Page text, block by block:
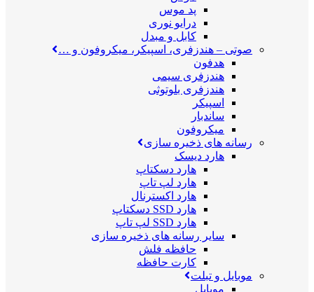
پد موس
درایو نوری
کابل و مبدل
صوتی – هندزفری، اسپیکر، میکروفون و …
هدفون
هندزفری سیمی
هندزفری بلوتوثی
اسپیکر
ساندبار
میکروفون
رسانه های ذخیره سازی
هارد دیسک
هارد دسکتاپ
هارد لپ تاپ
هارد اکسترنال
هارد SSD دسکتاپ
هارد SSD لپ تاپ
سایر رسانه های ذخیره سازی
حافظه فلش
کارت حافظه
موبایل و تبلت
موبایل